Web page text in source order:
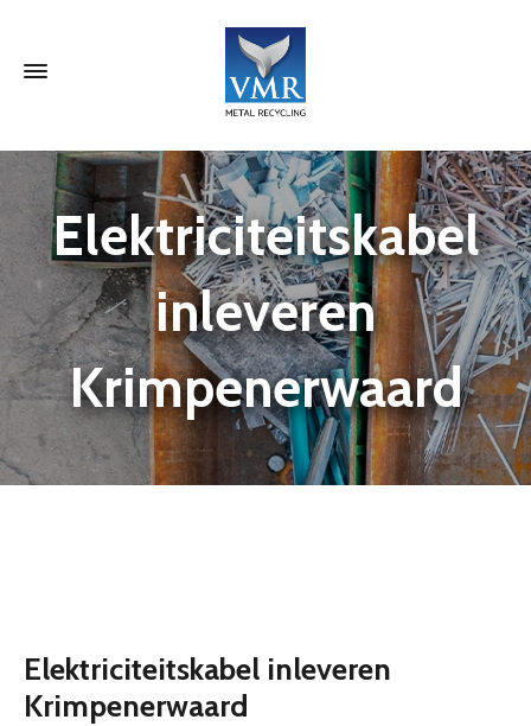
Elektriciteitskabel
inleveren
Krimpenerwaard
Elektriciteitskabel inleveren
Krimpenerwaard